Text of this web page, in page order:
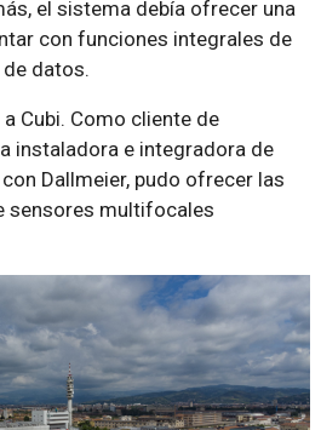
el sistema debía ofrecer una
con funciones integrales de
datos.
Cubi. Como cliente de
instaladora e integradora de
Dallmeier, pudo ofrecer las
sensores multifocales